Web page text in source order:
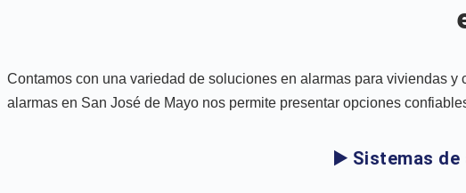
Contamos con una variedad de soluciones en alarmas para viviendas
alarmas en San José de Mayo nos permite presentar opciones
▶️ Sistemas de